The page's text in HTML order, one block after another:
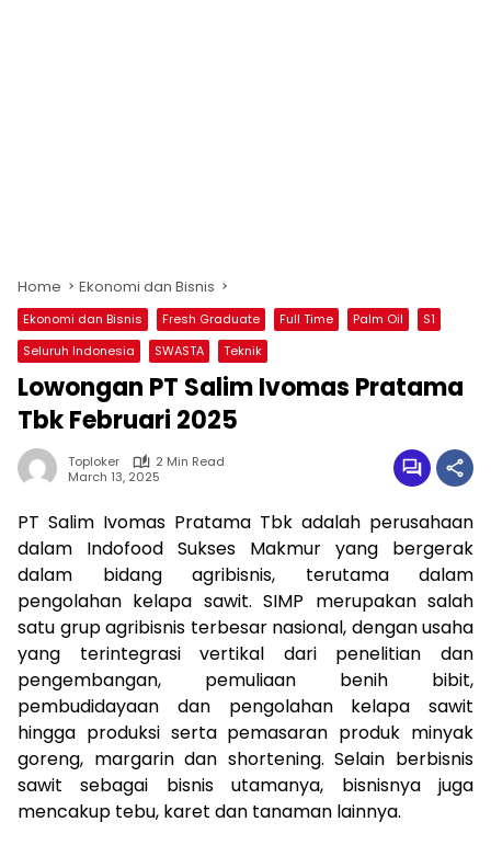
Home Ekonomi dan Bisnis
Ekonomi dan Bisnis Fresh Graduate Full Time Palm Oil
S1
Seluruh Indonesia
SWASTA Teknik
Lowongan PT Salim Ivomas Pratama
Tbk Februari 2025
Toploker
2 Min Read
March 13, 2025
PT Salim Ivomas Pratama Tbk adalah perusahaan
dalam Indofood Sukses Makmur yang bergerak
dalam bidang agribisnis, terutama dalam
pengolahan kelapa sawit. SIMP merupakan salah
satu grup agribisnis terbesar nasional, dengan usaha
yang terintegrasi vertikal dari penelitian dan
pengembangan, pemuliaan benih bibit,
pembudidayaan dan pengolahan kelapa sawit
hingga produksi serta pemasaran produk minyak
goreng, margarin dan shortening. Selain berbisnis
sawit sebagai bisnis utamanya, bisnisnya juga
mencakup tebu, karet dan tanaman lainnya.